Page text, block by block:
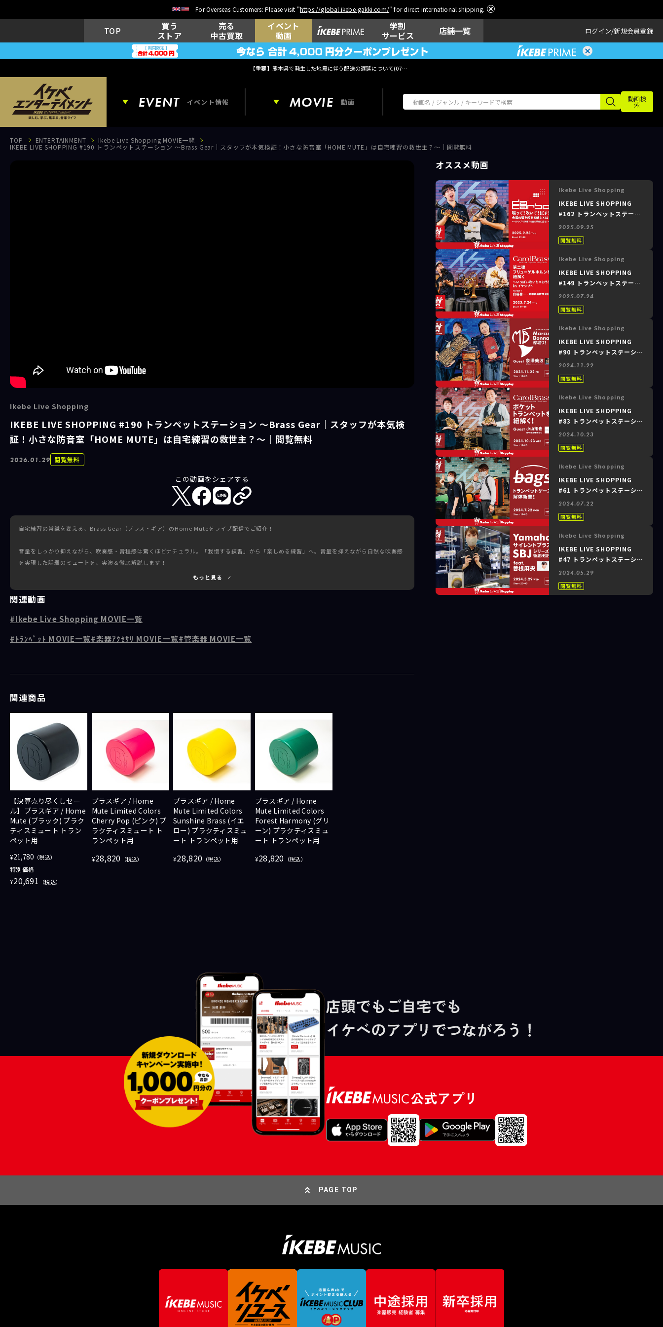
For Overseas Customers: Please visit "https://global.ikebe-gakki.com/" for direct international shipping.
TOP
買う
ストア
売る
中古買取
イベント
動画
学割
サービス
店舗一覧 ログイン 新規会員登録
【重要】熊本県で発生した地震に伴う配送の遅延について(07月29日
EVENT イベント情報 MOVIE 動画 動画検
索
TOP ENTERTAINMENT
Ikebe Live Shopping MOVIE一覧
IKEBE LIVE SHOPPING #190 トランペットステーション ～Brass Gear｜スタッフが本気検証！小さな防音室「HOME MUTE」は自宅練習の救世主？～｜閲覧無料
Ikebe Live Shopping
IKEBE LIVE SHOPPING #190 トランペットステーション ～Brass Gear｜スタッフが本気検
証！小さな防音室「HOME MUTE」は自宅練習の救世主？～｜閲覧無料
2026.01.29 閲覧無料
この動画をシェアする
自宅練習の常識を変える、Brass Gear（ブラス・ギア）のHome Muteをライブ配信でご紹介！
音量をしっかり抑えながら、吹奏感・音程感は驚くほどナチュラル。「我慢する練習」から「楽しめる練習」へ。音量を抑えながら自然な吹奏感
を実現した話題のミュートを、実演＆徹底解説します！
🎺実際の装着＆演奏デモ
す！
＜出演＞
椎名（池部楽器店 トランペットステーション）
初回放送日時：2026/01/29
会場：イケシブSTUDIO
もっと見る
関連動画
Ikebe Live Shopping MOVIE一覧
ﾄﾗﾝﾍﾟｯﾄ MOVIE一覧 楽器ｱｸｾｻﾘ MOVIE一覧 管楽器 MOVIE一覧
関連商品
【決算売り尽くしセー
ル】ブラスギア / Home
Mute (ブラック) プラク
ティスミュート トラン
ペット用
¥21,780（税込）
特別価格
¥20,691 （税込）
ブラスギア / Home
Mute Limited Colors
Cherry Pop (ピンク) プ
ラクティスミュート ト
ランペット用
¥28,820 （税込）
ブラスギア / Home
Mute Limited Colors
Sunshine Brass (イエ
ロー) プラクティスミュ
ート トランペット用
¥28,820 （税込）
ブラスギア / Home
Mute Limited Colors
Forest Harmony (グリ
ーン) プラクティスミュ
ート トランペット用
¥28,820 （税込）
オススメ動画
Ikebe Live Shopping
IKEBE LIVE SHOPPING
#162 トランペットステーシ
ョン ～daCarbo｜喋って！
える魅力とは？イケシブで体
2025.09.25
閲覧無料
Ikebe Live Shopping
IKEBE LIVE SHOPPING
#149 トランペットステーシ
ョン ～CarolBrass｜第二
解く！ ～いっぱい吹いちゃ
2025.07.24
閲覧無料
Ikebe Live Shopping
IKEBE LIVE SHOPPING
#90 トランペットステーショ
ン ～こんなケースが欲しか
ーカス・ボナ）を深堀り！～
2024.11.22
閲覧無料
Ikebe Live Shopping
IKEBE LIVE SHOPPING
#83 トランペットステーショ
ン ～CarolBrass ポケット
Guest : 小山拓也（野中貿易
2024.10.23
閲覧無料
Ikebe Live Shopping
IKEBE LIVE SHOPPING
#61 トランペットステーショ
ン ～bagsトランペットケー
2024.07.22
閲覧無料
Ikebe Live Shopping
IKEBE LIVE SHOPPING
#47 トランペットステーショ
ン ～Yamahaサイレントブ
feat. 曽根麻央～
2024.05.29
閲覧無料
PAGE TOP